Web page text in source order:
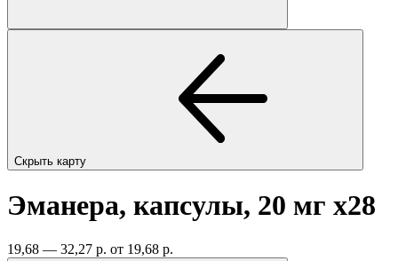
Скрыть карту
Эманера, капсулы, 20 мг x28
19,68 — 32,27 р. от 19,68 р.